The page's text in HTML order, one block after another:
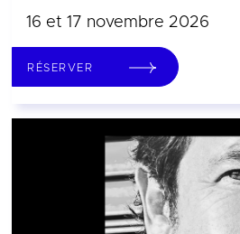
16 et 17 novembre 2026
RÉSERVER